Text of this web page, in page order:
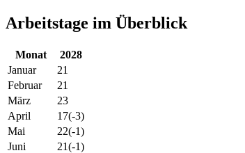
Arbeitstage im Überblick
Monat
2028
Januar
21
Februar
21
März
23
April
17(-3)
Mai
22(-1)
Juni
21(-1)